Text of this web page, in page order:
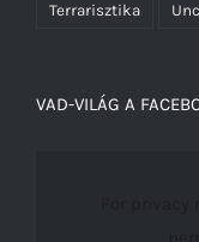
Terrarisztika
VAD-VILÁG A